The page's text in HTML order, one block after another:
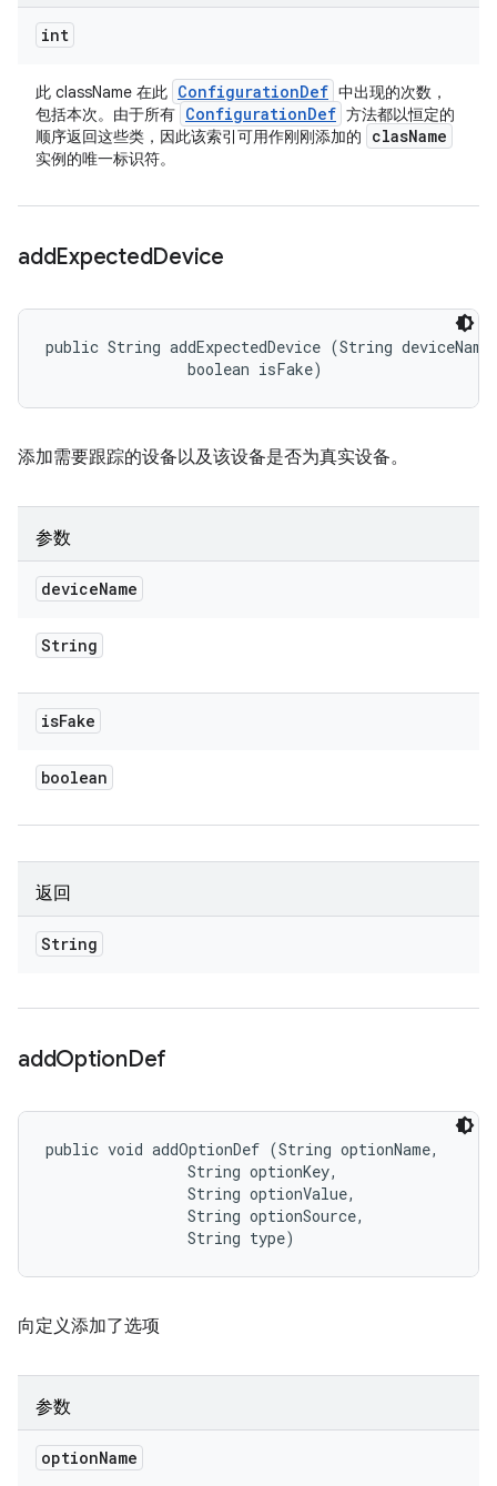
int
此 className 在此 ConfigurationDef 中出现的次数，
包括本次。由于所有 ConfigurationDef 方法都以恒定的
顺序返回这些类，因此该索引可用作刚刚添加的
clasName
实例的唯一标识符。
addExpectedDevice
public String addExpectedDevice (String
                boolean isFake)
添加需要跟踪的设备以及该设备是否为真实设备。
参数
deviceName
String
isFake
boolean
返回
String
addOptionDef
public void addOptionDef (String optionName,
                String optionKey,
                String optionValue,
                String optionSource,
                String type)
向定义添加了选项
参数
optionName